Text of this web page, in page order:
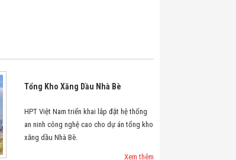
Tổng Kho Xăng Dầu Nhà Bè
HPT Việt Nam triển khai lắp đặt hệ thống
an ninh công nghệ cao cho dự án tổng kho
xăng dầu Nhà Bè.
Xem thêm